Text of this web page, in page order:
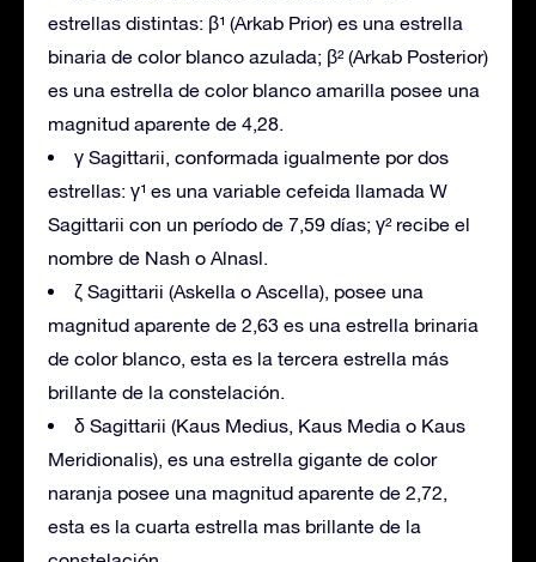
estrellas distintas: β¹ (Arkab Prior) es una estrella
binaria de color blanco azulada; β² (Arkab Posterior)
es una estrella de color blanco amarilla posee una
magnitud aparente de 4,28.
γ Sagittarii, conformada igualmente por dos
estrellas: γ¹ es una variable cefeida llamada W
Sagittarii con un período de 7,59 días; γ² recibe el
nombre de Nash o Alnasl.
ζ Sagittarii (Askella o Ascella), posee una
magnitud aparente de 2,63 es una estrella brinaria
de color blanco, esta es la tercera estrella más
brillante de la constelación.
δ Sagittarii (Kaus Medius, Kaus Media o Kaus
Meridionalis), es una estrella gigante de color
naranja posee una magnitud aparente de 2,72,
esta es la cuarta estrella mas brillante de la